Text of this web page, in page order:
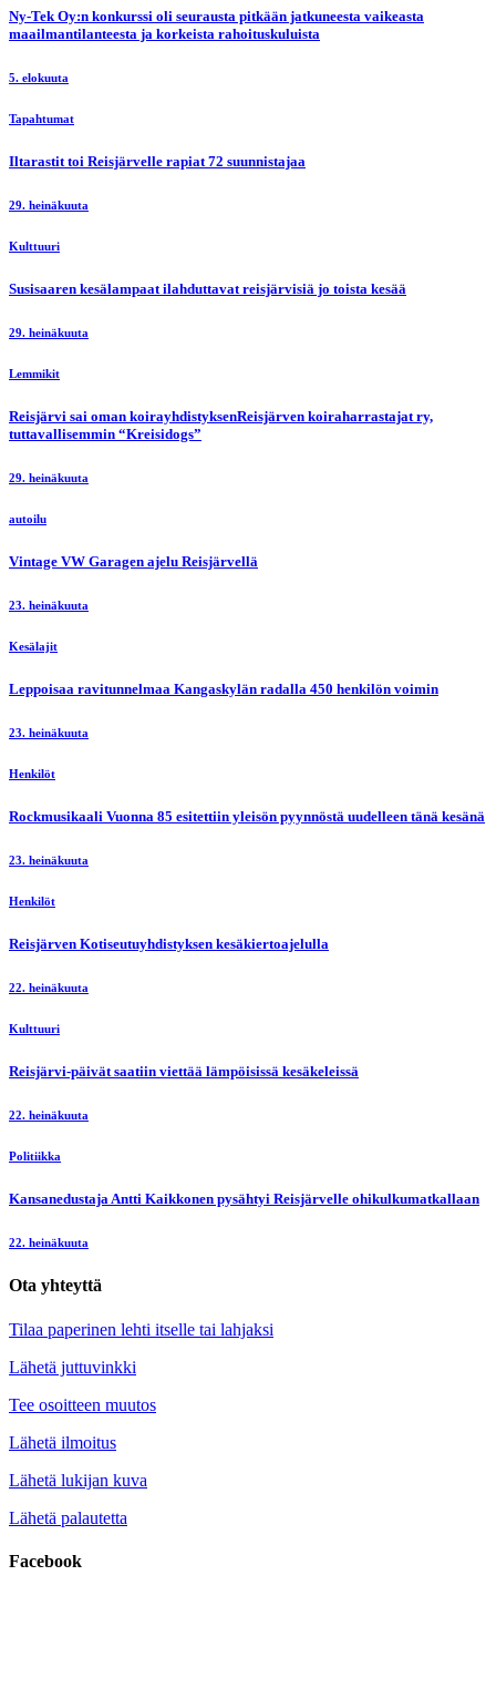
Ny-Tek Oy:n konkurssi oli seurausta pitkään jatkuneesta vaikeasta
maailmantilanteesta ja korkeista rahoituskuluista
5. elokuuta
Tapahtumat
Iltarastit toi Reisjärvelle rapiat 72 suunnistajaa
29. heinäkuuta
Kulttuuri
Susisaaren kesälampaat ilahduttavat reisjärvisiä jo toista kesää
29. heinäkuuta
Lemmikit
Reisjärvi sai oman koirayhdistyksenReisjärven koiraharrastajat ry,
tuttavallisemmin “Kreisidogs”
29. heinäkuuta
autoilu
Vintage VW Garagen ajelu Reisjärvellä
23. heinäkuuta
Kesälajit
Leppoisaa ravitunnelmaa Kangaskylän radalla 450 henkilön voimin
23. heinäkuuta
Henkilöt
Rockmusikaali Vuonna 85 esitettiin yleisön pyynnöstä uudelleen tänä kesänä
23. heinäkuuta
Henkilöt
Reisjärven Kotiseutuyhdistyksen kesäkiertoajelulla
22. heinäkuuta
Kulttuuri
Reisjärvi-päivät saatiin viettää lämpöisissä kesäkeleissä
22. heinäkuuta
Politiikka
Kansanedustaja Antti Kaikkonen pysähtyi Reisjärvelle ohikulkumatkallaan
22. heinäkuuta
Ota yhteyttä
Tilaa paperinen lehti itselle tai lahjaksi
Lähetä juttuvinkki
Tee osoitteen muutos
Lähetä ilmoitus
Lähetä lukijan kuva
Lähetä palautetta
Facebook